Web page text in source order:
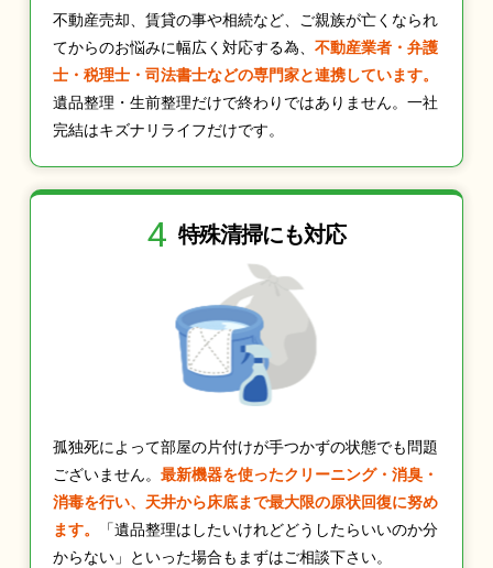
不動産売却、賃貸の事や相続など、ご親族が亡くなられ
てからのお悩みに幅広く対応する為、 不動産業者・弁護
士・税理士・司法書士などの専門家と連携しています。
遺品整理・生前整理だけで終わりではありません。一社
完結はキズナリライフだけです。
4 特殊清掃にも対応
孤独死によって部屋の片付けが手つかずの状態でも問題
ございません。 最新機器を使ったクリーニング・消臭・
消毒を行い、天井から床底まで最大限の原状回復に努め
ます。
「遺品整理はしたいけれどどうしたらいいのか分
からない」といった場合もまずはご相談下さい。